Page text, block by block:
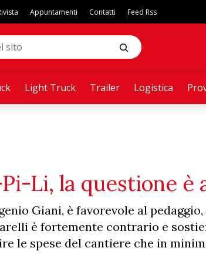
Light Truck Trailer Logistica
Appuntamenti Contatti Feed Rss
Li, la questione è
Giani, è favorevole al
è fortemente contrario e
le spese del cantiere che in